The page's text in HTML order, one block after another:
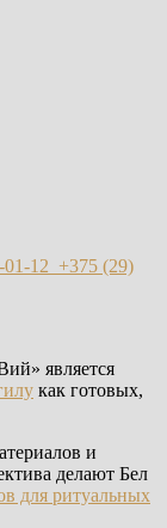
01-12 +375 (29)
является
как готовых,
и
делают Бел
для ритуальных